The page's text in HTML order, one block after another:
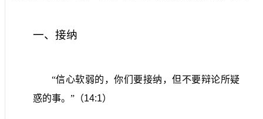
一、接纳
“信心软弱的，你们要接纳，但不要辩论所疑
惑的事。”（14:1）